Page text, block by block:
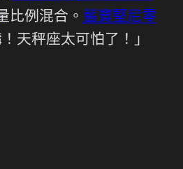
比例混合。 藍寶堅尼零
天秤座太可怕了！」